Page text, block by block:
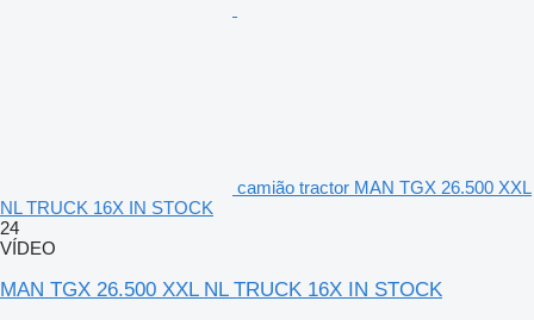
camião tractor MAN TGX 26.500 XXL
NL TRUCK 16X IN STOCK
24
VÍDEO
MAN TGX 26.500 XXL NL TRUCK 16X IN STOCK